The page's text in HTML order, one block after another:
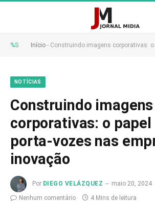
%S Início - Construindo imagens corporativas: o papel dos porta-
NOTÍCIAS
Construindo imagens
corporativas: o papel
porta-vozes nas
inovação
Por DIEGO VELÁZQUEZ
maio 20, 2024
Nenhum comentário
4 Mins de leitura